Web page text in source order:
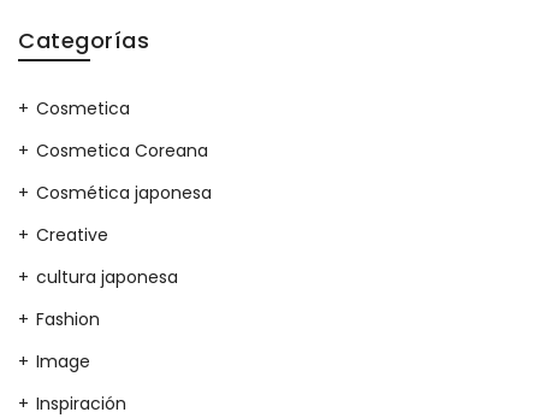
Categorías
Cosmetica
Cosmetica Coreana
Cosmética japonesa
Creative
cultura japonesa
Fashion
Image
Inspiración